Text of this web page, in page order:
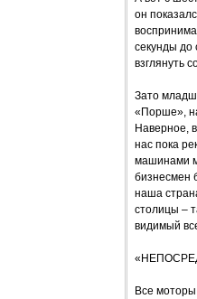
он
секунды до
взглянуть
Зато
«Порше»,
Наверное,
нас пока
машинами
бизнесмен
наша
столицы –
видимый
Все моторы